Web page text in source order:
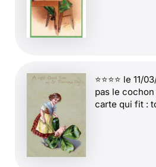
⭐⭐⭐⭐ le
pas le
carte qui fit :